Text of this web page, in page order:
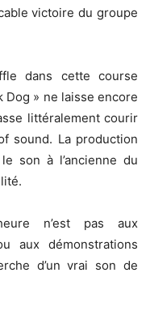
victoire du groupe
dans cette course
Dog » ne laisse encore
littéralement courir
sound. La production
son à l’ancienne du
n’est pas aux
aux démonstrations
d’un vrai son de